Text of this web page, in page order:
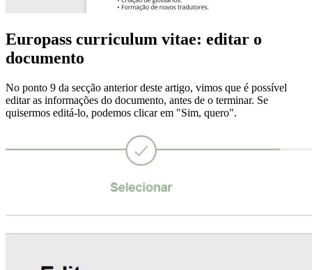
Europass curriculum vitae: editar o
documento
No ponto 9 da secção anterior deste artigo, vimos que é possível
editar as informações do documento, antes de o terminar. Se
quisermos editá-lo, podemos clicar em "Sim, quero".